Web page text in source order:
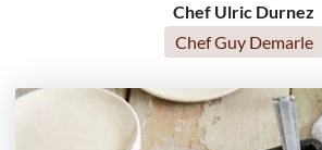
Chef Ulric Durnez
Chef Guy Demarle